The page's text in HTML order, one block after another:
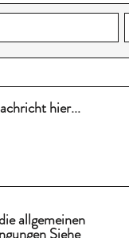
allgemeinen